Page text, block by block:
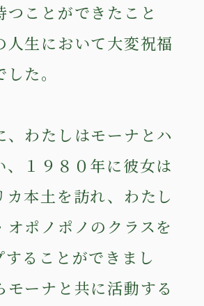
つことができたこと
人生において大変祝福
た。
、わたしはモーナとハ
、１９８０年に彼女は
カ本土を訪れ、わたし
オポノポノのクラスを
することができまし
モーナと共に活動する